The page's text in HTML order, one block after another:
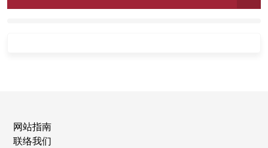
网站指南
联络我们